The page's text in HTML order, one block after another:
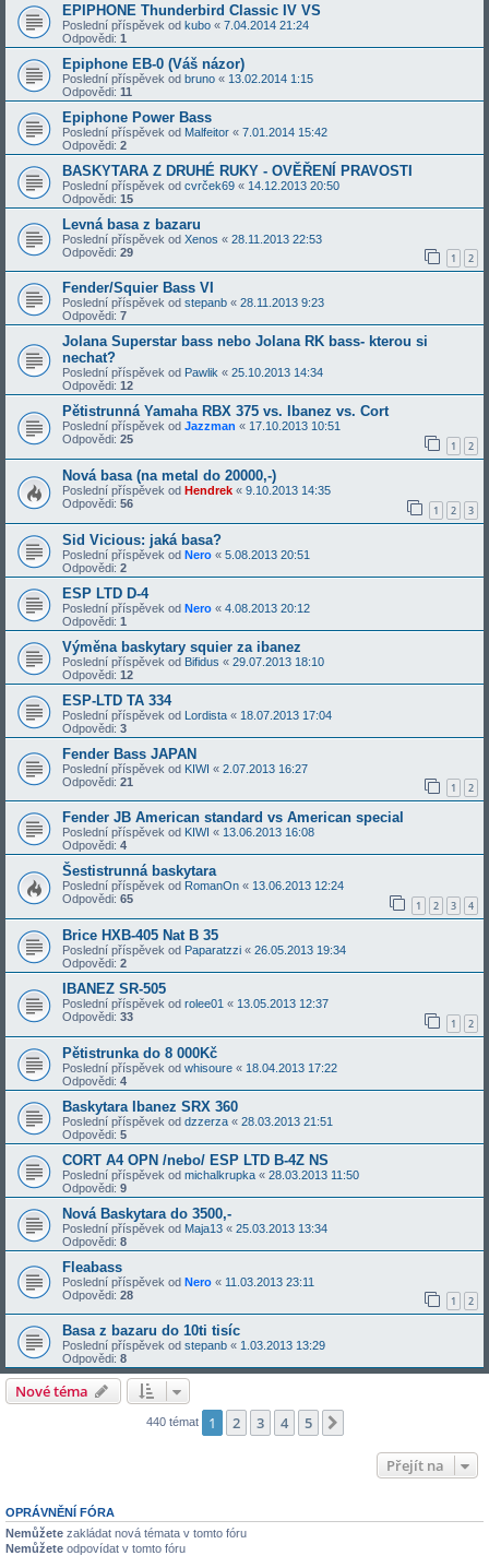
EPIPHONE Thunderbird Classic IV VS
Poslední příspěvek od kubo « 7.04.2014 21:24
Odpovědi: 1
Epiphone EB-0 (Váš názor)
Poslední příspěvek od bruno « 13.02.2014 1:15
Odpovědi: 11
Epiphone Power Bass
Poslední příspěvek od Malfeitor « 7.01.2014 15:42
Odpovědi: 2
BASKYTARA Z DRUHÉ RUKY - OVĚŘENÍ PRAVOSTI
Poslední příspěvek od cvrček69 « 14.12.2013 20:50
Odpovědi: 15
Levná basa z bazaru
Poslední příspěvek od Xenos « 28.11.2013 22:53
Odpovědi: 29 1 2
Fender/Squier Bass VI
Poslední příspěvek od stepanb « 28.11.2013 9:23
Odpovědi: 7
Jolana Superstar bass nebo Jolana RK bass- kterou si
nechat?
Poslední příspěvek od Pawlik « 25.10.2013 14:34
Odpovědi: 12
Pětistrunná Yamaha RBX 375 vs. Ibanez vs. Cort
Poslední příspěvek od Jazzman « 17.10.2013 10:51
Odpovědi: 25 1 2
Nová basa (na metal do 20000,-)
Poslední příspěvek od Hendrek « 9.10.2013 14:35
Odpovědi: 56 1 2 3
Sid Vicious: jaká basa?
Poslední příspěvek od Nero « 5.08.2013 20:51
Odpovědi: 2
ESP LTD D-4
Poslední příspěvek od Nero « 4.08.2013 20:12
Odpovědi: 1
Výměna baskytary squier za ibanez
Poslední příspěvek od Bifidus « 29.07.2013 18:10
Odpovědi: 12
ESP-LTD TA 334
Poslední příspěvek od Lordista « 18.07.2013 17:04
Odpovědi: 3
Fender Bass JAPAN
Poslední příspěvek od KIWI « 2.07.2013 16:27
Odpovědi: 21 1 2
Fender JB American standard vs American special
Poslední příspěvek od KIWI « 13.06.2013 16:08
Odpovědi: 4
Šestistrunná baskytara
Poslední příspěvek od RomanOn « 13.06.2013 12:24
Odpovědi: 65 1 2 3 4
Brice HXB-405 Nat B 35
Poslední příspěvek od Paparatzzi « 26.05.2013 19:34
Odpovědi: 2
IBANEZ SR-505
Poslední příspěvek od rolee01 « 13.05.2013 12:37
Odpovědi: 33 1 2
Pětistrunka do 8 000Kč
Poslední příspěvek od whisoure « 18.04.2013 17:22
Odpovědi: 4
Baskytara Ibanez SRX 360
Poslední příspěvek od dzzerza « 28.03.2013 21:51
Odpovědi: 5
CORT A4 OPN /nebo/ ESP LTD B-4Z NS
Poslední příspěvek od michalkrupka « 28.03.2013 11:50
Odpovědi: 9
Nová Baskytara do 3500,-
Poslední příspěvek od Maja13 « 25.03.2013 13:34
Odpovědi: 8
Fleabass
Poslední příspěvek od Nero « 11.03.2013 23:11
Odpovědi: 28 1 2
Basa z bazaru do 10ti tisíc
Poslední příspěvek od stepanb « 1.03.2013 13:29
Odpovědi: 8
Nové téma
440 témat 1 2 3 4 5
Přejít na
OPRÁVNĚNÍ FÓRA
Nemůžete zakládat nová témata v tomto fóru
Nemůžete odpovídat v tomto fóru